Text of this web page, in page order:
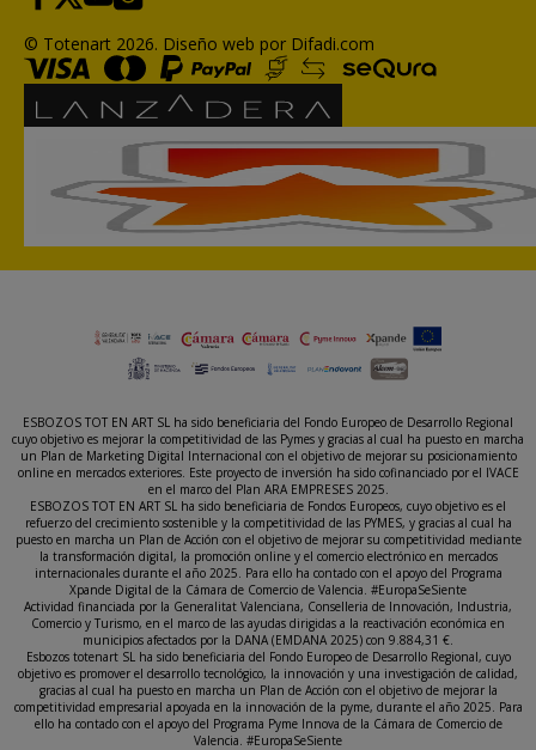
© Totenart 2026. Diseño web por Difadi.com
ESBOZOS TOT EN ART SL ha sido beneficiaria del Fondo Europeo de Desarrollo Regional
cuyo objetivo es mejorar la competitividad de las Pymes y gracias al cual ha puesto en marcha
un Plan de Marketing Digital Internacional con el objetivo de mejorar su posicionamiento
online en mercados exteriores. Este proyecto de inversión ha sido cofinanciado por el IVACE
en el marco del Plan ARA EMPRESES 2025.
ESBOZOS TOT EN ART SL ha sido beneficiaria de Fondos Europeos, cuyo objetivo es el
refuerzo del crecimiento sostenible y la competitividad de las PYMES, y gracias al cual ha
puesto en marcha un Plan de Acción con el objetivo de mejorar su competitividad mediante
la transformación digital, la promoción online y el comercio electrónico en mercados
internacionales durante el año 2025. Para ello ha contado con el apoyo del Programa
Xpande Digital de la Cámara de Comercio de Valencia. #EuropaSeSiente
Actividad financiada por la Generalitat Valenciana, Conselleria de Innovación, Industria,
Comercio y Turismo, en el marco de las ayudas dirigidas a la reactivación económica en
municipios afectados por la DANA (EMDANA 2025) con 9.884,31 €.
Esbozos totenart SL ha sido beneficiaria del Fondo Europeo de Desarrollo Regional, cuyo
objetivo es promover el desarrollo tecnológico, la innovación y una investigación de calidad,
gracias al cual ha puesto en marcha un Plan de Acción con el objetivo de mejorar la
competitividad empresarial apoyada en la innovación de la pyme, durante el año 2025. Para
ello ha contado con el apoyo del Programa Pyme Innova de la Cámara de Comercio de
Valencia. #EuropaSeSiente